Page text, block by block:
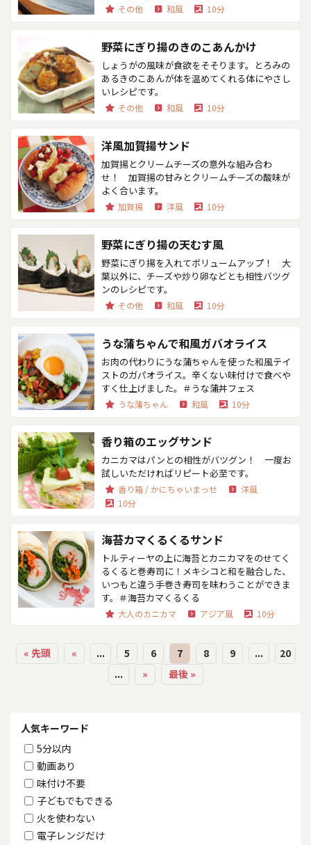
その他 和風 10分
野菜にぎり揚のきのこあんかけ
しょうがの風味が食欲をそそります。とろみの
あるきのこあんが体を温めてくれる体にやさし
いレシピです。
その他 和風 10分
洋風加賀揚サンド
加賀揚とクリームチーズの意外な組み合わ
せ！ 加賀揚の甘みとクリームチーズの酸味が
よく合います。
加賀揚 洋風 10分
野菜にぎり揚の天むす風
野菜にぎり揚を入れてボリュームアップ！ 大
葉以外に、チーズや炒り卵などとも相性バツグ
ンのレシピです。
その他 和風 10分
うな蒲ちゃんで和風ガバオライス
お肉の代わりにうな蒲ちゃんを使った和風テイ
ストのガパオライス。辛くない味付けで食べや
すく仕上げました。＃うな蒲丼フェス
うな蒲ちゃん 和風 10分
香り箱のエッグサンド
カニカマはパンとの相性がバツグン！ 一度お
試しいただければリピート必至です。
香り箱 / かにちゃいまっせ
洋風
10分
海苔カマくるくるサンド
トルティーヤの上に海苔とカニカマをのせてく
るくると巻寿司に！メキシコと和を融合した、
いつもと違う手巻き寿司を味わうことができま
す。＃海苔カマくるくる
大人のカニカマ アジア風 10分
« 先頭 « ... 5 6 7 8 9 ...
20
...
» 最後 »
人気キーワード
5分以内
動画あり
味付け不要
子どもでもできる
火を使わない
電子レンジだけ